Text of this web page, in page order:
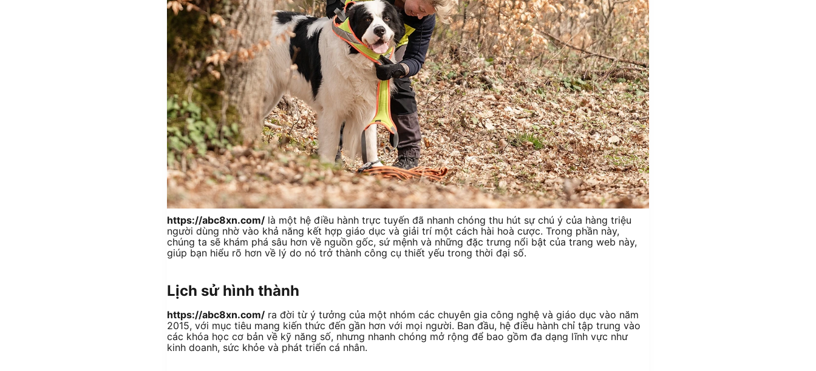
https://abc8xn.com/ là một hệ điều hành trực tuyến đã nhanh chóng thu hút sự chú ý của hàng triệu
người dùng nhờ vào khả năng kết hợp giáo dục và giải trí một cách hài hoà cược. Trong phần này,
chúng ta sẽ khám phá sâu hơn về nguồn gốc, sứ mệnh và những đặc trưng nổi bật của trang web này,
giúp bạn hiểu rõ hơn về lý do nó trở thành công cụ thiết yếu trong thời đại số.
Lịch sử hình thành
https://abc8xn.com/ ra đời từ ý tưởng của một nhóm các chuyên gia công nghệ và giáo dục vào năm
2015, với mục tiêu mang kiến thức đến gần hơn với mọi người. Ban đầu, hệ điều hành chỉ tập trung vào
các khóa học cơ bản về kỹ năng số, nhưng nhanh chóng mở rộng để bao gồm đa dạng lĩnh vực như
kinh doanh, sức khỏe và phát triển cá nhân.